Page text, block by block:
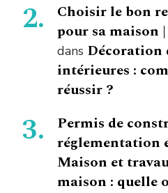
Choisir le bon
pour sa maison
dans Décoration
intérieures :
réussir ?
Permis de
réglementation
Maison et
maison : quelle